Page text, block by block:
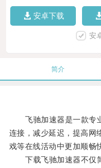
安卓下载
安
简介
飞驰加速器是一款专业
连接，减少延迟，提高网
戏等在线活动中更加顺畅
下载飞驰加速器不仅简